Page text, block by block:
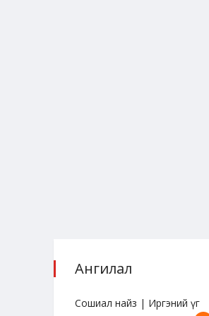
Ангилал
Сошиал найз | Иргэний үг